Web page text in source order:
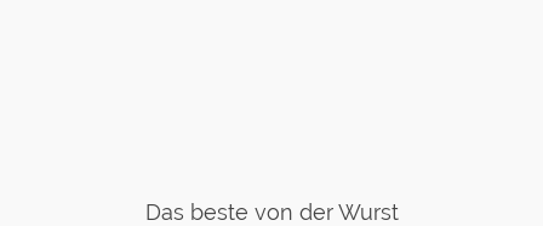
Das beste von der Wurst